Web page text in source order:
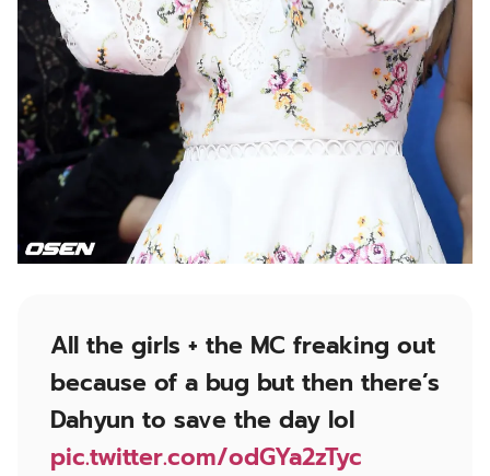
All the girls + the MC freaking out
because of a bug but then there’s
Dahyun to save the day lol
pic.twitter.com/odGYa2zTyc